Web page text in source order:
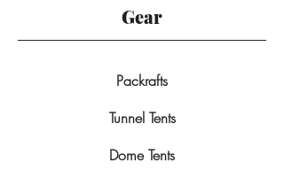
Gear
Packrafts
Tunnel Tents
Dome Tents